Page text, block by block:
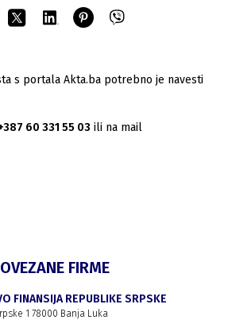
s portala Akta.ba potrebno je navesti
60 331 55 03 ili na mail
FIRME
FINANSIJA REPUBLIKE SRPSKE
1 78000 Banja Luka